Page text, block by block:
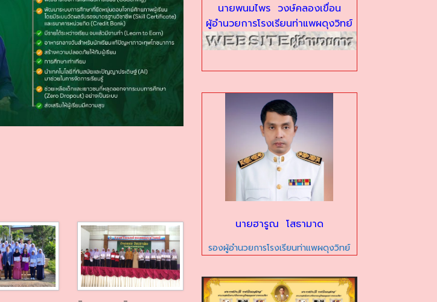
นายพนมไพร วงษ์คลองเขื่อน
ผู้อำนวยการโรงเรียนท่าแพผดุงวิทย์
นายฮารูณ โสธามาด
รองผู้อำนวยการโรงเรียนท่าแพผดุงวิทย์